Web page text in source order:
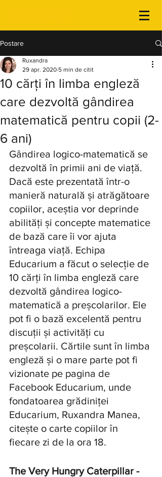
Postare
10 cărți în limba engleză
care dezvoltă gândirea
matematică pentru copii (2-
6 ani)
Ruxandra
29 apr. 2020 5 min de citit
Gândirea logico-matematică se
dezvoltă în primii ani de viață.
Dacă este prezentată într-o
manieră naturală și atrăgătoare
copiilor, aceștia vor deprinde
abilități și concepte matematice
de bază care îi vor ajuta
întreaga viață. Echipa
Educarium a făcut o selecție de
10 cărți în limba engleză care
dezvoltă gândirea logico-
matematică a preșcolarilor. Ele
pot fi o bază excelentă pentru
discuții și activități cu
preșcolarii. Cărtile sunt în limba
engleză și o mare parte pot fi
vizionate pe pagina de
Facebook Educarium, unde
fondatoarea grădiniței
Educarium, Ruxandra Manea,
citește o carte copiilor în
fiecare zi de la ora 18.
The Very Hungry Caterpillar -